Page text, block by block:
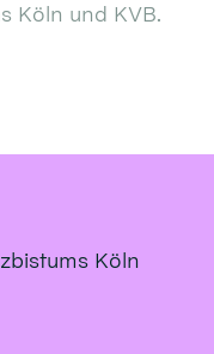
Köln und KVB.
Köln